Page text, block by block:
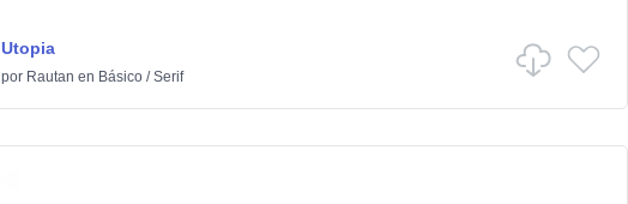
Utopia
por Rautan en Básico/Serif